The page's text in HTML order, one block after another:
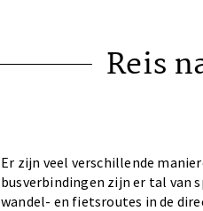
Reis
Er zijn veel verschillende
busverbindingen zijn er tal van
wandel- en fietsroutes in de